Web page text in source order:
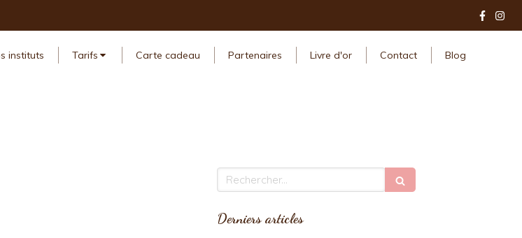
instituts Tarifs Carte cadeau Partenaires Livre d'or Contact Blog
Rechercher
Derniers articles